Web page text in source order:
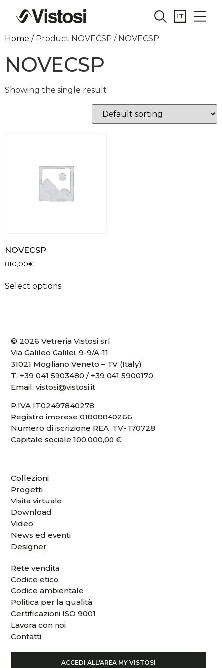
Home / Product NOVECSP / NOVECSP
NOVECSP
Showing the single result
NOVECSP
810,00€
Select options
© 2026 Vetreria Vistosi srl
Via Galileo Galilei, 9-9/A-11
31021 Mogliano Veneto – TV (Italy)
T. +39 041 5903480 / +39 041 5900170
Email:vistosi@vistosi.it
P.IVA IT02497840278
Registro imprese 01808840266
Numero di iscrizione REA TV- 170728
Capitale sociale 100.000,00 €
Collezioni
Progetti
Visita virtuale
Download
Video
News ed eventi
Designer
Rete vendita
Codice etico
Codice ambientale
Politica per la qualità
Certificazioni ISO 9001
Lavora con noi
Contatti
ACCEDI ALL'AREA MY VISTOSI